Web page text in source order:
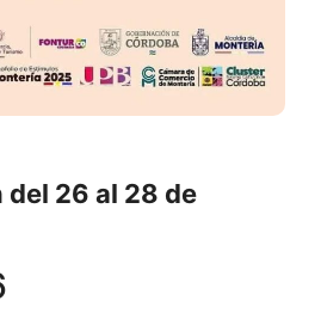
26 al 28 de